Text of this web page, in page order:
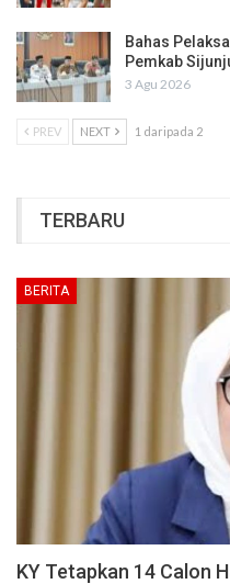
Bahas
Pemkab
3 Agu 2026
PREV NEXT 1 daripada 2
TERBARU
BERITA
KY Tetapkan 14 Calon